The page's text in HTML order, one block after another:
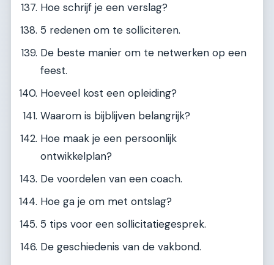
Hoe schrijf je een verslag?
5 redenen om te solliciteren.
De beste manier om te netwerken op een
feest.
Hoeveel kost een opleiding?
Waarom is bijblijven belangrijk?
Hoe maak je een persoonlijk
ontwikkelplan?
De voordelen van een coach.
Hoe ga je om met ontslag?
5 tips voor een sollicitatiegesprek.
De geschiedenis van de vakbond.